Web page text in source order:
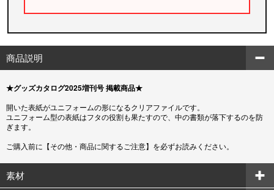
商品説明
★グッズカタログ2025増刊号 掲載商品★
開いた表紙がユニフォームの形になるクリアファイルです。
ユニフォーム型の表紙はフタの役割も果たすので、中の書類が落下するのを防
ぎます。
ご購入前に【その他・商品に関するご注意】を必ずお読みください。
素材